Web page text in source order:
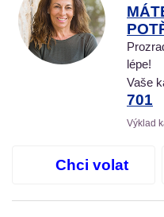
lépe!
Vaše
701
Výklad
Chci volat